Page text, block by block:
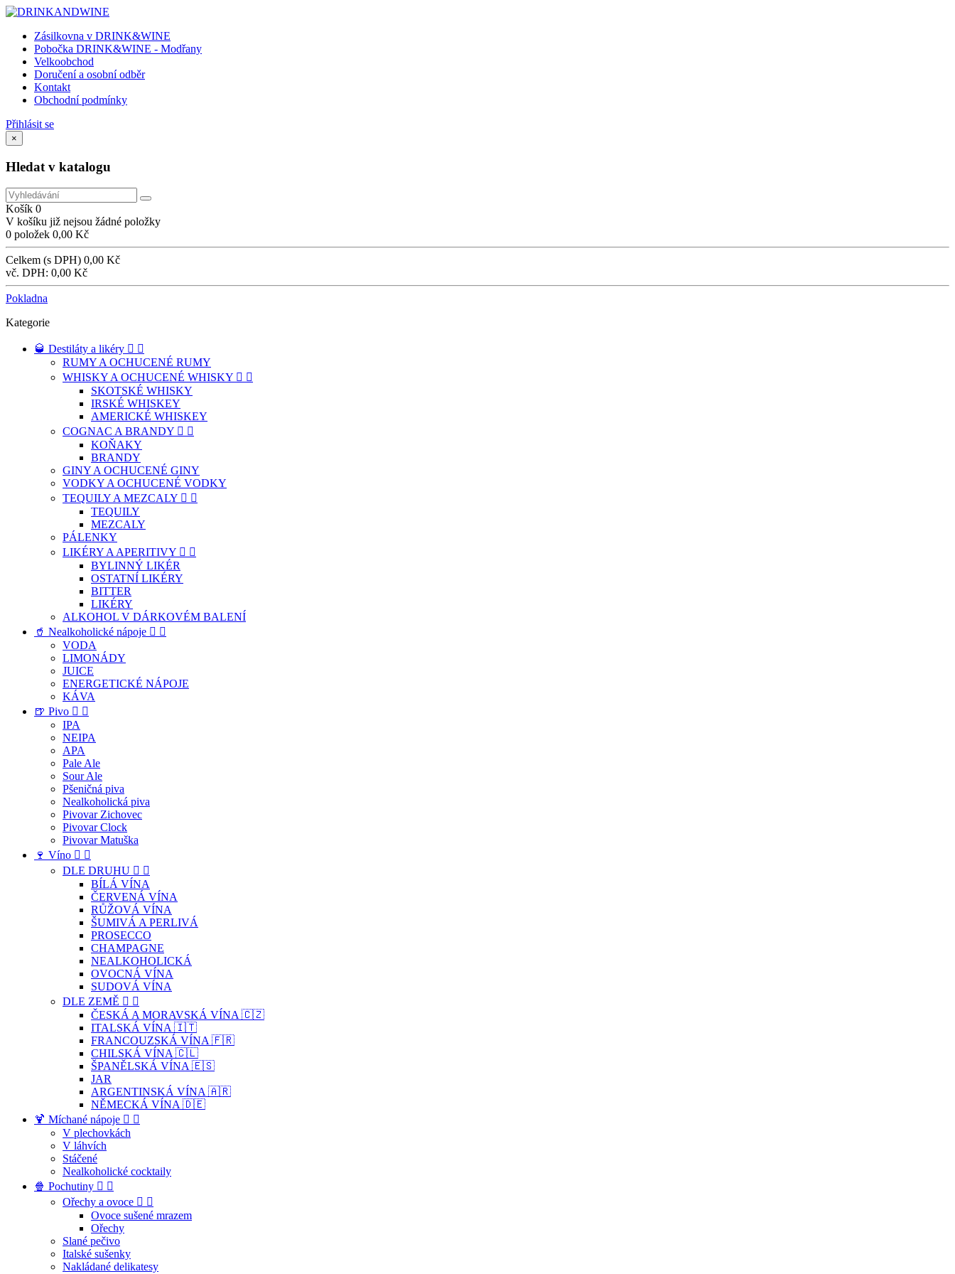
Zásilkovna v DRINK&WINE
Pobočka DRINK&WINE - Modřany
Velkoobchod
Doručení a osobní odběr
Kontakt
Obchodní podmínky
Přihlásit se
×
Hledat v katalogu
Košík 0
V košíku již nejsou žádné položky
0 položek 0,00 Kč
Celkem (s DPH) 0,00 Kč
vč. DPH: 0,00 Kč
Pokladna
Kategorie
🥃 Destiláty a likéry  
RUMY A OCHUCENÉ RUMY
WHISKY A OCHUCENÉ WHISKY  
SKOTSKÉ WHISKY
IRSKÉ WHISKEY
AMERICKÉ WHISKEY
COGNAC A BRANDY  
KOŇAKY
BRANDY
GINY A OCHUCENÉ GINY
VODKY A OCHUCENÉ VODKY
TEQUILY A MEZCALY  
TEQUILY
MEZCALY
PÁLENKY
LIKÉRY A APERITIVY  
BYLINNÝ LIKÉR
OSTATNÍ LIKÉRY
BITTER
LIKÉRY
ALKOHOL V DÁRKOVÉM BALENÍ
🥤 Nealkoholické nápoje  
VODA
LIMONÁDY
JUICE
ENERGETICKÉ NÁPOJE
KÁVA
🍺 Pivo  
IPA
NEIPA
APA
Pale Ale
Sour Ale
Pšeničná piva
Nealkoholická piva
Pivovar Zichovec
Pivovar Clock
Pivovar Matuška
🍷 Víno  
DLE DRUHU  
BÍLÁ VÍNA
ČERVENÁ VÍNA
RŮŽOVÁ VÍNA
ŠUMIVÁ A PERLIVÁ
PROSECCO
CHAMPAGNE
NEALKOHOLICKÁ
OVOCNÁ VÍNA
SUDOVÁ VÍNA
DLE ZEMĚ  
ČESKÁ A MORAVSKÁ VÍNA 🇨🇿
ITALSKÁ VÍNA 🇮🇹
FRANCOUZSKÁ VÍNA 🇫🇷
CHILSKÁ VÍNA 🇨🇱
ŠPANĚLSKÁ VÍNA 🇪🇸
JAR
ARGENTINSKÁ VÍNA 🇦🇷
NĚMECKÁ VÍNA 🇩🇪
🍹 Míchané nápoje  
V plechovkách
V láhvích
Stáčené
Nealkoholické cocktaily
🍿 Pochutiny  
Ořechy a ovoce  
Ovoce sušené mrazem
Ořechy
Slané pečivo
Italské sušenky
Nakládané delikatesy